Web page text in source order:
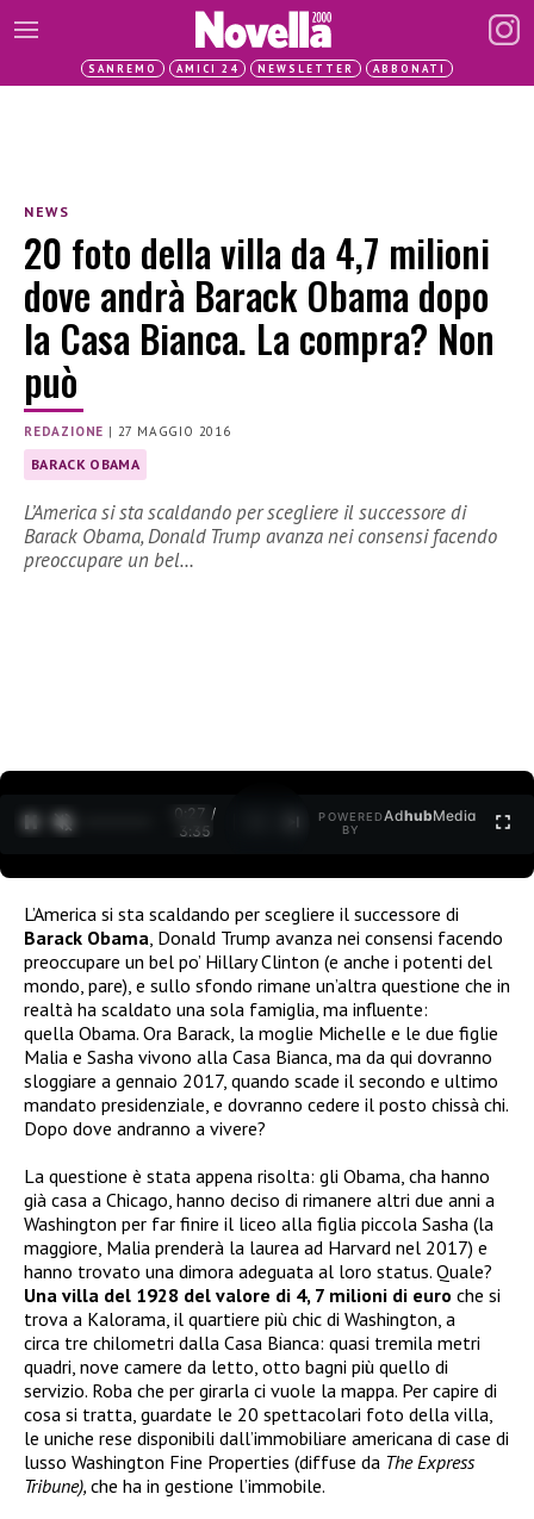
SANREMO AMICI 24 NEWSLETTER ABBONATI
NEWS
20 foto della villa da 4,7 milioni
dove andrà Barack Obama dopo
la Casa Bianca. La compra? Non
può
REDAZIONE | 27 MAGGIO 2016
BARACK OBAMA
L’America si sta scaldando per scegliere il successore di
Barack Obama, Donald Trump avanza nei consensi facendo
preoccupare un bel…
0:27 /
3:35
POWERED
BY
AdhubMedia
L’America si sta scaldando per scegliere il successore di
Barack Obama , Donald Trump avanza nei consensi facendo
preoccupare un bel po’ Hillary Clinton (e anche i potenti del
mondo, pare), e sullo sfondo rimane un’altra questione che in
realtà ha scaldato una sola famiglia, ma influente:
quella Obama. Ora Barack, la moglie Michelle e le due figlie
Malia e Sasha vivono alla Casa Bianca, ma da qui dovranno
sloggiare a gennaio 2017, quando scade il secondo e ultimo
mandato presidenziale, e dovranno cedere il posto chissà chi.
Dopo dove andranno a vivere?
La questione è stata appena risolta: gli Obama, cha hanno
già casa a Chicago, hanno deciso di rimanere altri due anni a
Washington per far finire il liceo alla figlia piccola Sasha (la
maggiore, Malia prenderà la laurea ad Harvard nel 2017) e
hanno trovato una dimora adeguata al loro status. Quale?
Una villa del 1928 del valore di 4, 7 milioni di euro che si
trova a Kalorama, il quartiere più chic di Washington, a
circa tre chilometri dalla Casa Bianca: quasi tremila metri
quadri, nove camere da letto, otto bagni più quello di
servizio. Roba che per girarla ci vuole la mappa. Per capire di
cosa si tratta, guardate le 20 spettacolari foto della villa,
le uniche rese disponibili dall’immobiliare americana di case di
lusso Washington Fine Properties (diffuse da The Express
Tribune), che ha in gestione l’immobile.